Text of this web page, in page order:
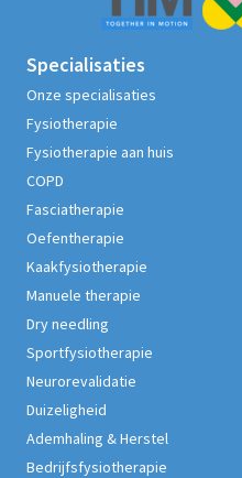
Specialisaties
Onze specialisaties
Fysiotherapie
Fysiotherapie aan huis
COPD
Fasciatherapie
Oefentherapie
Kaakfysiotherapie
Manuele therapie
Dry needling
Sportfysiotherapie
Neurorevalidatie
Duizeligheid
Ademhaling & Herstel
Bedrijfsfysiotherapie